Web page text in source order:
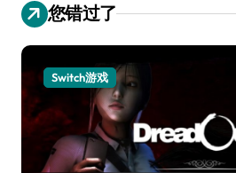
您错过了
Switch游戏